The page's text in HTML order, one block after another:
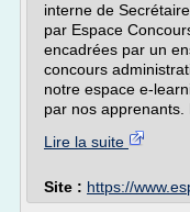
interne de
par Espace
encadrées par un
concours
notre espace e-
par nos apprenants.
Lire la suite
Site : https://